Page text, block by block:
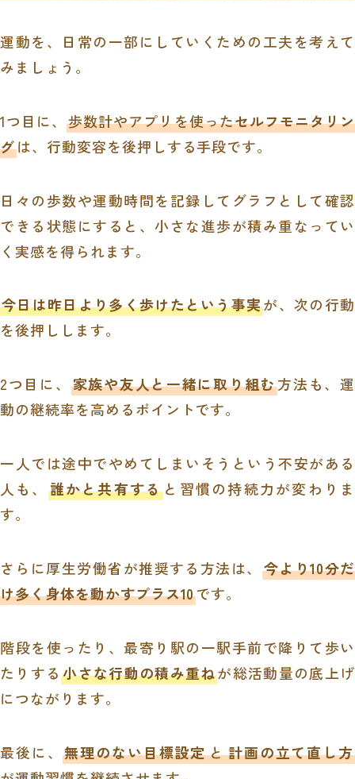
運動を、日常の一部にしていくための工夫を考えて
みましょう。
1つ目に、歩数計やアプリを使ったセルフモニタリン
グは、行動変容を後押しする手段です。
日々の歩数や運動時間を記録してグラフとして確認
できる状態にすると、小さな進歩が積み重なってい
く実感を得られます。
今日は昨日より多く歩けたという事実が、次の行動
を後押しします。
2つ目に、 家族や友人と一緒に取り組む方法も、運
動の継続率を高めるポイントです。
一人では途中でやめてしまいそうという不安がある
人も、 誰かと共有すると習慣の持続力が変わりま
す。
さらに厚生労働省が推奨する方法は、 今より10分だ
け多く身体を動かすプラス10です。
階段を使ったり、最寄り駅の一駅手前で降りて歩い
たりする小さな行動の積み重ねが総活動量の底上げ
につながります。
最後に、無理のない目標設定と計画の立て直し方